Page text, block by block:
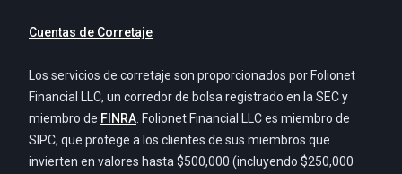
Cuentas de Corretaje
Los servicios de corretaje son proporcionados por Folionet
Financial LLC, un corredor de bolsa registrado en la SEC y
miembro de FINRA . Folionet Financial LLC es miembro de
SIPC, que protege a los clientes de sus miembros que
invierten en valores hasta $500,000 (incluyendo $250,000